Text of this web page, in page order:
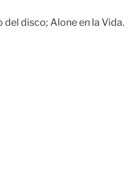
del disco; Alone en la Vida.